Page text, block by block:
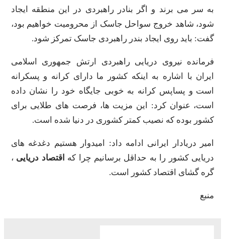
به سر می برند و اگر بنادر راهبردی در این منطقه ایجاد
شود، شاهد خروج سواحل جاسک از محرومیت خواهیم بود،
گفت: باید روی ایجاد بندر راهبردی جاسک تمرکز شود.
فرمانده نیروی دریایی راهبردی ارتش جمهوری اسلامی
ایران با اشاره به اینکه کشور ما دارای کرانه و پسکرانه
است و پساپس کرانه به خوبی جایگاه خود را نشان داده
است، عنوان کرد: این مزیت ها، فرصت های طلایی برای
کشور بوده که نصیب کمتر کشوری در دنیا شده است.
امیر دریادار ایرانی ادامه داد: امیدوار هستیم دغدغه های
دریایی کشور را به حداقل برسانیم چرا که اقتصاد دریایی ،
گره گشای اقتصاد کشور است.
منبع